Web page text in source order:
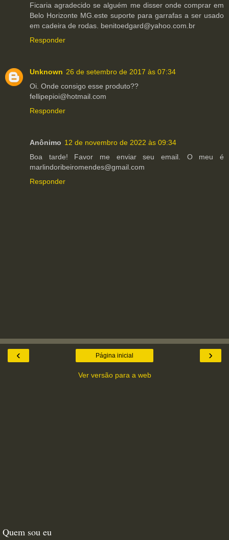
Ficaria agradecido se alguém me disser onde comprar em
Belo Horizonte MG.este suporte para garrafas a ser usado
em cadeira de rodas. benitoedgard@yahoo.com.br
Responder
Unknown 26 de setembro de 2017 às 07:34
Oi. Onde consigo esse produto??
fellipepioi@hotmail.com
Responder
Anônimo 12 de novembro de 2022 às 09:34
Boa tarde! Favor me enviar seu email. O meu é
marlindoribeiromendes@gmail.com
Responder
‹ ›
Página inicial
Ver versão para a web
Quem sou eu